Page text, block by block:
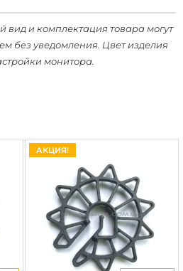
вид и комплектация товара могут
без уведомления. Цвет изделия
монитора.
АКЦИЯ!